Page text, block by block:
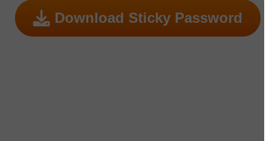
Download Sticky Password